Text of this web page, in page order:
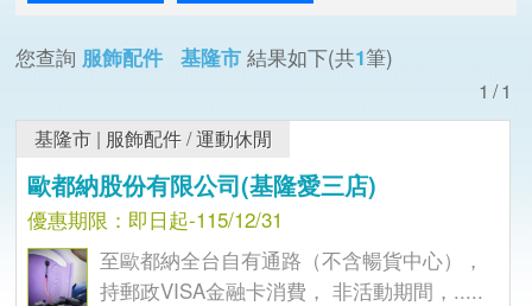
您查詢 服飾配件 基隆市 結果如下(共1筆)
1/1
基隆市 | 服飾配件/運動休閒
歐都納股份有限公司(基隆愛三店)
優惠期限：即日起-115/12/31
至歐都納全台自有通路（不含暢貨中心），
持郵政VISA金融卡消費， 非活動期間，.....